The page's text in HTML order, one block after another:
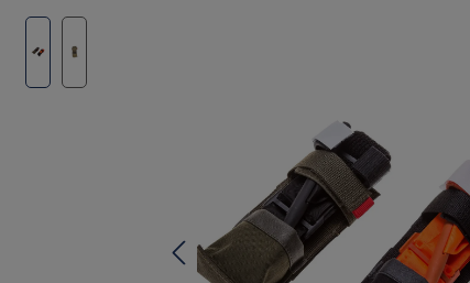
überspringen